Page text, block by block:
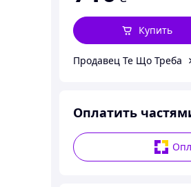
Купить
Продавец Те Що Треба
Оплатить